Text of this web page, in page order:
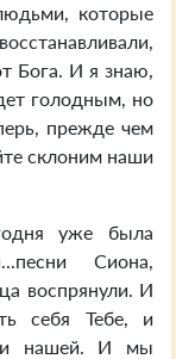
которые
Бога. И я знаю,
голодным, но
прежде чем
склоним наши
уже была
Сиона,
воспрянули. И
себя Тебе, и
нашей. И мы